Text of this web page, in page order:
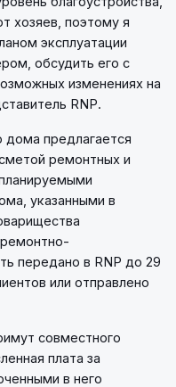
хозяев, поэтому я
эксплуатации
обсудить его с
изменениях на
RNP.
дома предлагается
ремонтных и
указанными в
передано в RNP до 29
или отправлено
совместного
плата за
в него